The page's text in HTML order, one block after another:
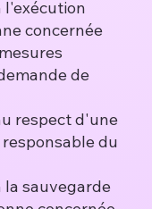
l'exécution
concernée
de
respect d'une
du
la sauvegarde